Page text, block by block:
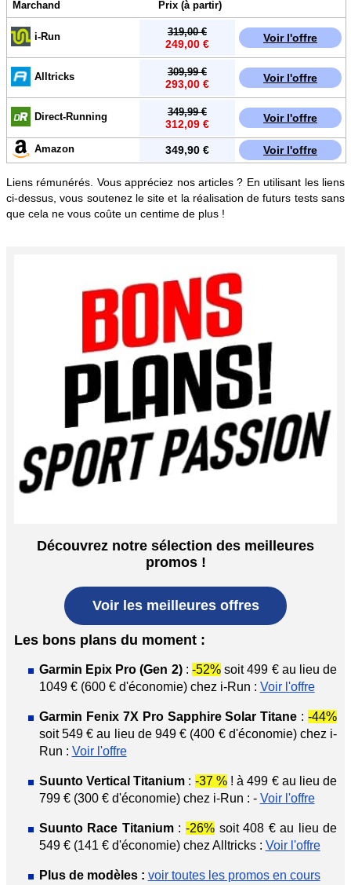
Marchand Prix (à partir)
i-Run Voir l'offre
319,00 €
249,00 €
Alltricks Voir l'offre
309,99 €
293,00 €
Direct-Running Voir l'offre
349,99 €
312,09 €
Amazon Voir l'offre
349,90 €
Liens rémunérés. Vous appréciez nos articles ? En utilisant les liens
ci-dessus, vous soutenez le site et la réalisation de futurs tests sans
que cela ne vous coûte un centime de plus !
Découvrez notre sélection des meilleures
promos !
Voir les meilleures offres
Les bons plans du moment :
Garmin Epix Pro (Gen 2): -52% soit 499 € au lieu de
1049 € (600 € d'économie) chez i-Run : Voir l'offre
Garmin Fenix 7X Pro Sapphire Solar Titane :-44%
soit 549 € au lieu de 949 € (400 € d'économie) chez i-
Run : Voir l'offre
Suunto Vertical Titanium : -37 %! à 499 € au lieu de
799 € (300 € d'économie) chez i-Run : - Voir l'offre
Suunto Race Titanium: -26%soit 408 € au lieu de
549 € (141 € d'économie) chez Alltricks : Voir l'offre
Plus de modèles : voir toutes les promos en cours